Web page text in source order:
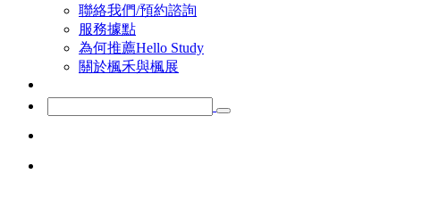
聯絡我們/預約諮詢
服務據點
為何推薦Hello Study
關於楓禾與楓展